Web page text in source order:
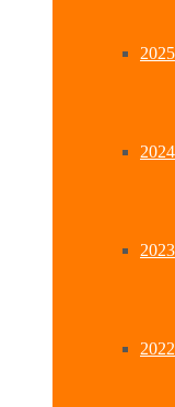
2025
2024
2023
2022